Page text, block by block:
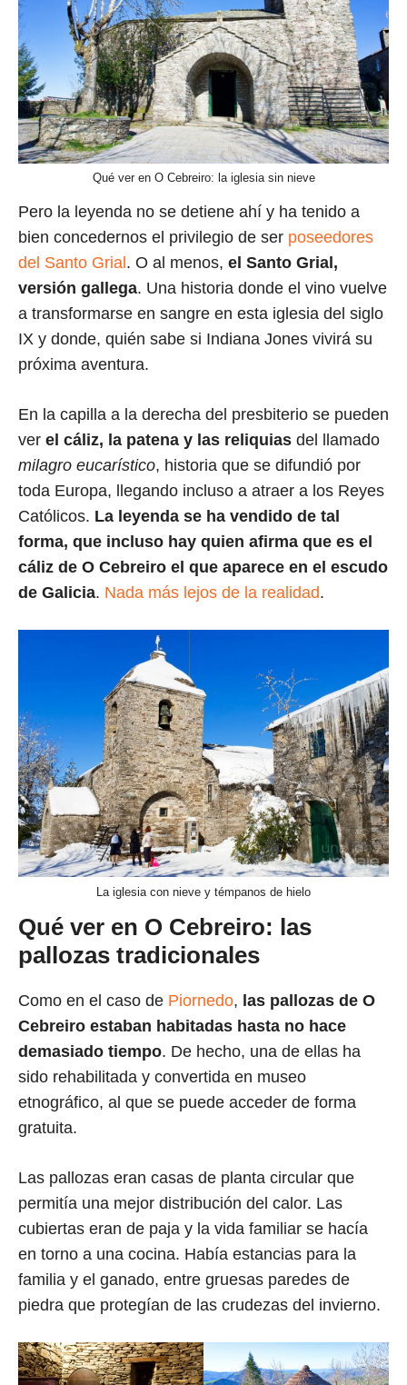
Qué ver en O Cebreiro: la iglesia sin nieve
Pero la leyenda no se detiene ahí y ha tenido a
bien concedernos el privilegio de ser poseedores
del Santo Grial . O al menos, el Santo Grial,
versión gallega. Una historia donde el vino vuelve
a transformarse en sangre en esta iglesia del siglo
IX y donde, quién sabe si Indiana Jones vivirá su
próxima aventura.
En la capilla a la derecha del presbiterio se pueden
ver el cáliz, la patena y las reliquias del llamado
milagro eucarístico, historia que se difundió por
toda Europa, llegando incluso a atraer a los Reyes
Católicos. La leyenda se ha vendido de tal
forma, que incluso hay quien afirma que es el
cáliz de O Cebreiro el que aparece en el escudo
de Galicia. Nada más lejos de la realidad.
La iglesia con nieve y témpanos de hielo
Qué ver en O Cebreiro: las
pallozas tradicionales
Como en el caso de Piornedo, las pallozas de O
Cebreiro estaban habitadas hasta no hace
demasiado tiempo. De hecho, una de ellas ha
sido rehabilitada y convertida en museo
etnográfico, al que se puede acceder de forma
gratuita.
Las pallozas eran casas de planta circular que
permitía una mejor distribución del calor. Las
cubiertas eran de paja y la vida familiar se hacía
en torno a una cocina. Había estancias para la
familia y el ganado, entre gruesas paredes de
piedra que protegían de las crudezas del invierno.